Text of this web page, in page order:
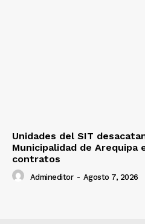
Unidades del SIT
Municipalidad de Arequipa
contratos
Admineditor - Agosto 7, 2026